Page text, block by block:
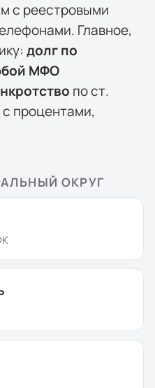
с реестровыми
Главное,
долг по
МФО
по ст.
процентами,
ОКРУГ